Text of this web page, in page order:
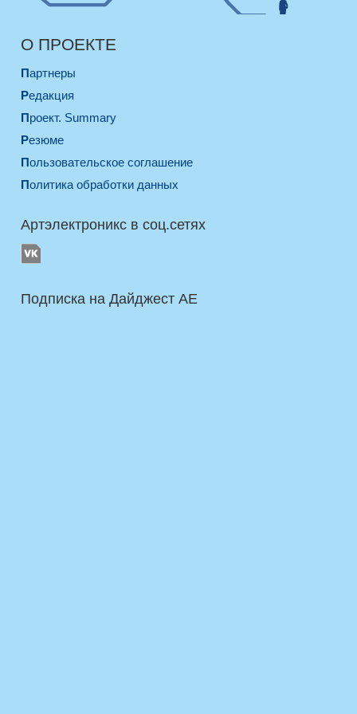
О ПРОЕКТЕ
Партнеры
Редакция
Проект. Summary
Резюме
Пользовательское соглашение
Политика обработки данных
Артэлектроникс в соц.сетях
Подписка на Дайджест AE